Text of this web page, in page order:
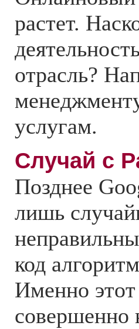
растет.
отрасль?
услугам.
Случай с
Позднее
лишь
код
Именно
совершенно